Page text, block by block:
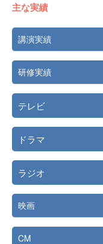
主な実績
講演実績
研修実績
テレビ
ドラマ
ラジオ
映画
CM